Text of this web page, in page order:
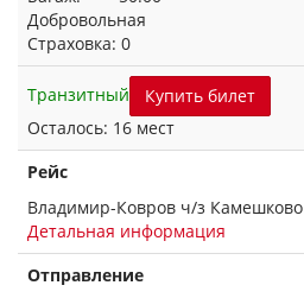
Добровольная
Страховка: 0
Транзитный
Купить билет
Осталось: 16 мест
Рейс
Владимир-Ковров ч/з Камешково
Детальная информация
Отправление